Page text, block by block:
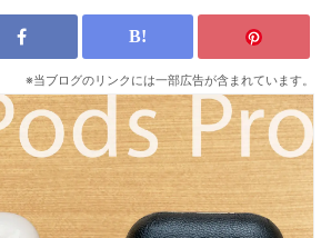
※当ブログのリンクには一部広告が含まれています。